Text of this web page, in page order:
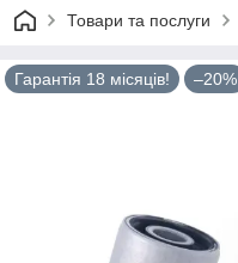
Товари та послуги
Гарантія 18 місяців! –20%